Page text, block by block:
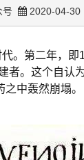
号 2020-04-30
。第二年，即
。这个自认
中轰然崩塌。